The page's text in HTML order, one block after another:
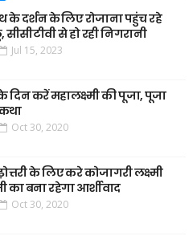
के दर्शन के लिए रोजाना पहुंच रहे
सीसीटीवी से हो रही निगरानी
Jul 15, 2023
दिन करें महालक्ष्मी की पूजा, पूजा
Oct 30, 2020
के लिए करे कोजागरी लक्ष्मी
का बना रहेगा आर्शीवाद
Oct 30, 2020